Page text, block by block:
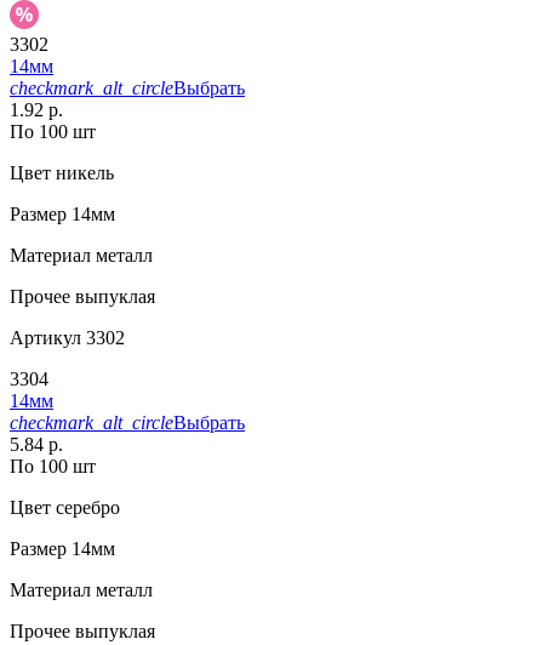
3302
14мм
checkmark_alt_circleВыбрать
1.92 р.
По 100 шт
Цвет никель
Размер 14мм
Материал металл
Прочее выпуклая
Артикул 3302
3304
14мм
checkmark_alt_circleВыбрать
5.84 р.
По 100 шт
Цвет серебро
Размер 14мм
Материал металл
Прочее выпуклая